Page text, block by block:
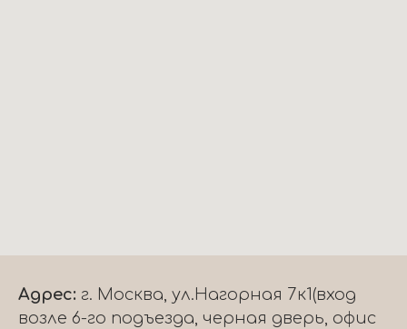
Адрес: г. Москва, ул.Нагорная 7к1(вход
возле 6-го подъезда, черная дверь, офис